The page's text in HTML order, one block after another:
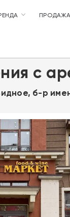
ПРОДАЖА
с
б-р